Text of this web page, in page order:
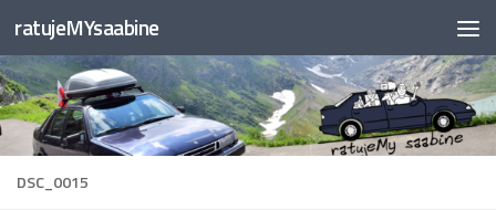
Przejdź do treści
ratujeMYsaabine
DSC_0015